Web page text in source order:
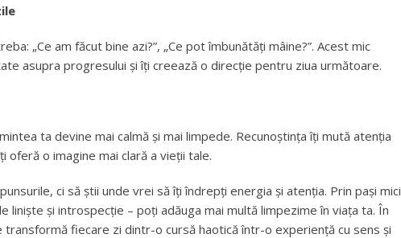
„Ce am făcut bine azi?”, „Ce pot îmbunătăți mâine?”. Acest mic
asupra progresului și îți creează o direcție pentru ziua următoare.
ta devine mai calmă și mai limpede. Recunoștința îți mută atenția
oferă o imagine mai clară a vieții tale.
ci să știi unde vrei să îți îndrepți energia și atenția. Prin pași mici
liniște și introspecție – poți adăuga mai multă limpezime în viața ta. În
fiecare zi dintr-o cursă haotică într-o experiență cu sens și